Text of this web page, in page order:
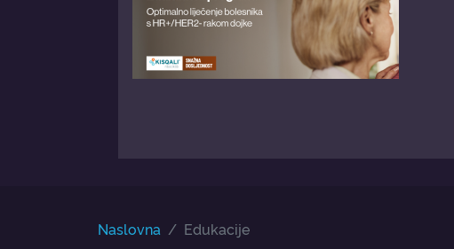
Naslovna Edukacije